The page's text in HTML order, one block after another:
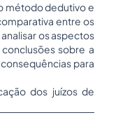
método dedutivo e
entre os
os aspectos
sobre a
para
dos juízos de